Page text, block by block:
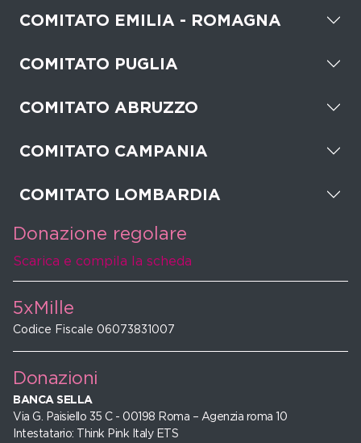
COMITATO EMILIA - ROMAGNA
COMITATO PUGLIA
COMITATO ABRUZZO
COMITATO CAMPANIA
COMITATO LOMBARDIA
Donazione regolare
Scarica e compila la scheda
5xMille
Codice Fiscale 06073831007
Donazioni
BANCA SELLA
Via G. Paisiello 35 C - 00198 Roma – Agenzia roma 10
Intestatario: Think Pink Italy ETS